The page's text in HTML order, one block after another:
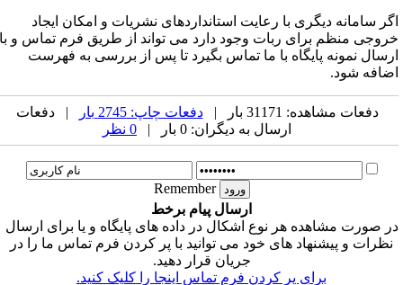
دیگری با رعایت استانداردهای نشریات و امکان ایجاد
برای ربات وجود دارد می تواند از طریق فرم تماس و با
پایگاه با ما تماس بگیرد تا پس از بررسی به فهرست
31171 بار | دفعات چاپ: 2745 بار
| دفعات
ارسال به دیگران: 0 بار |
0 نظر
Remember
ارسال پیام برخط
هر نوع اشکال در داده های پایگاه و یا برای ارسال
پیشنهاد های خود می توانید با پر کردن فرم تماس ما را در
جریان قرار دهید.
برای پر کردن فرم تماس اینجا را کلیک کنید.